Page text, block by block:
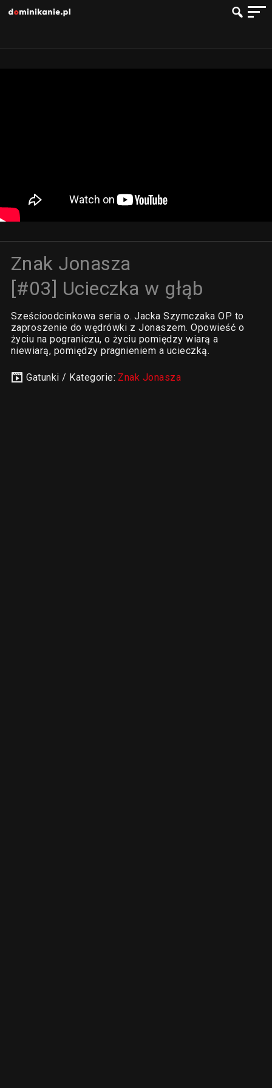
Znak Jonasza
[#03] Ucieczka w głąb
Sześcioodcinkowa seria o. Jacka Szymczaka OP to
zaproszenie do wędrówki z Jonaszem. Opowieść o
życiu na pograniczu, o życiu pomiędzy wiarą a
niewiarą, pomiędzy pragnieniem a ucieczką.
Gatunki / Kategorie: Znak Jonasza